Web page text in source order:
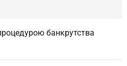
банкрутства